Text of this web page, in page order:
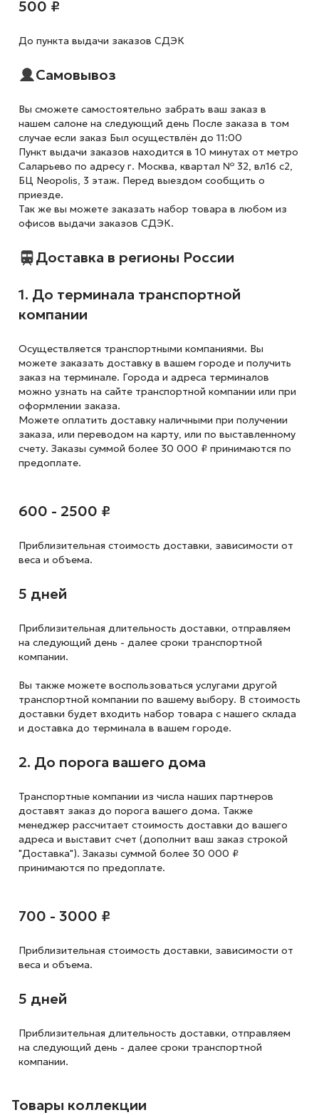
500 ₽
До пункта выдачи заказов СДЭК
Самовывоз
Вы сможете самостоятельно забрать ваш заказ в
нашем салоне на следующий день После заказа в том
случае если заказ Был осуществлён до 11:00
Пункт выдачи заказов находится в 10 минутах от метро
Саларьево по адресу г. Москва, квартал № 32, вл16 с2,
БЦ Neopolis, 3 этаж. Перед выездом сообщить о
приезде.
Так же вы можете заказать набор товара в любом из
офисов выдачи заказов СДЭК.
Доставка в регионы России
1. До терминала транспортной
компании
Осуществляется транспортными компаниями. Вы
можете заказать доставку в вашем городе и получить
заказ на терминале. Города и адреса терминалов
можно узнать на сайте транспортной компании или при
оформлении заказа.
Можете оплатить доставку наличными при получении
заказа, или переводом на карту, или по выставленному
счету. Заказы суммой более 30 000 ₽ принимаются по
предоплате.
600 - 2500 ₽
Приблизительная стоимость доставки, зависимости от
веса и объема.
5 дней
Приблизительная длительность доставки, отправляем
на следующий день - далее сроки транспортной
компании.
Вы также можете воспользоваться услугами другой
транспортной компании по вашему выбору. В стоимость
доставки будет входить набор товара с нашего склада
и доставка до терминала в вашем городе.
2. До порога вашего дома
Транспортные компании из числа наших партнеров
доставят заказ до порога вашего дома. Также
менеджер рассчитает стоимость доставки до вашего
адреса и выставит счет (дополнит ваш заказ строкой
"Доставка"). Заказы суммой более 30 000 ₽
принимаются по предоплате.
700 - 3000 ₽
Приблизительная стоимость доставки, зависимости от
веса и объема.
5 дней
Приблизительная длительность доставки, отправляем
на следующий день - далее сроки транспортной
компании.
Товары коллекции